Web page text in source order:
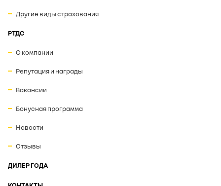
Другие виды страхования
РТДС
О компании
Репутация и награды
Вакансии
Бонусная программа
Новости
Отзывы
ДИЛЕР ГОДА